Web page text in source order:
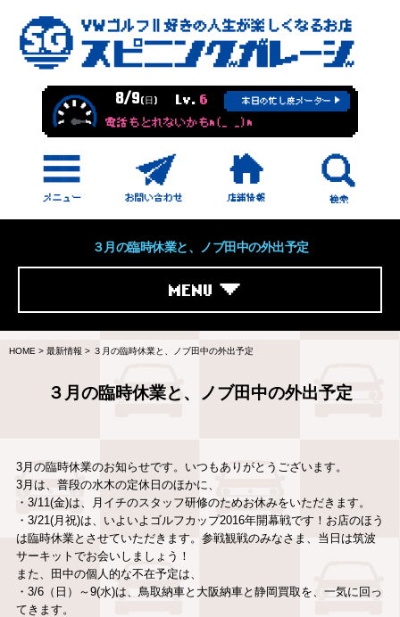
8/9(日) Lv. 6 本日の忙し度メーター
電話もとれないかもm(_ _)m
３月の臨時休業と、ノブ田中の外出予定
MENU
HOME > 最新情報 > ３月の臨時休業と、ノブ田中の外出予定
３月の臨時休業と、ノブ田中の外出予定
3月の臨時休業のお知らせです。いつもありがとうございます。
3月は、普段の水木の定休日のほかに、
・3/11(金)は、月イチのスタッフ研修のためお休みをいただきます。
・3/21(月祝)は、いよいよゴルフカップ2016年開幕戦です！お店のほう
は臨時休業とさせていただきます。参戦観戦のみなさま、当日は筑波
サーキットでお会いしましょう！
また、田中の個人的な不在予定は、
・3/6（日）～9(水)は、鳥取納車と大阪納車と静岡買取を、一気に回っ
てきます。